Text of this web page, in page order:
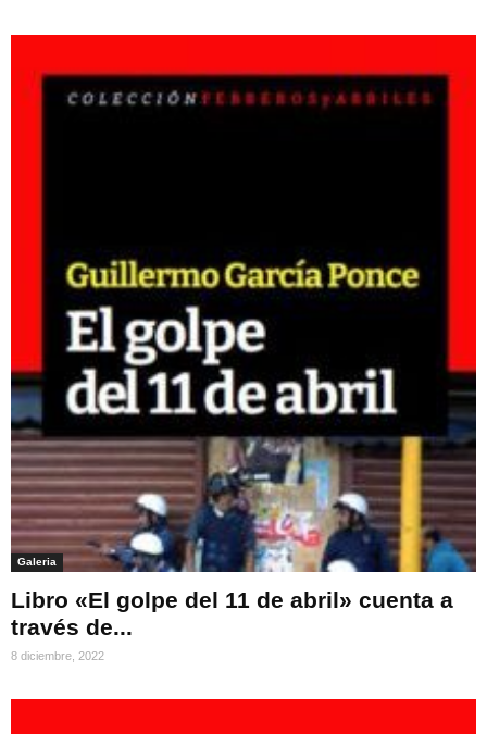
Galeria
Libro «El golpe del 11 de abril» cuenta a
través de...
8 diciembre, 2022